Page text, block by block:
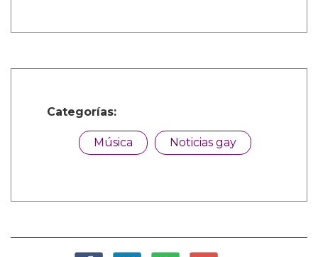
Categorías:
Música Noticias gay